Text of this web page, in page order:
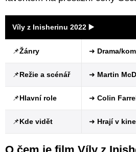
Víly z Inisherinu 2022 ▶️
📌Žánry ➜ Drama/
📌Režie a scénář ➜ Martin
📌Hlavní role ➜ Colin
📌Kde vidět ➜ Hrají v